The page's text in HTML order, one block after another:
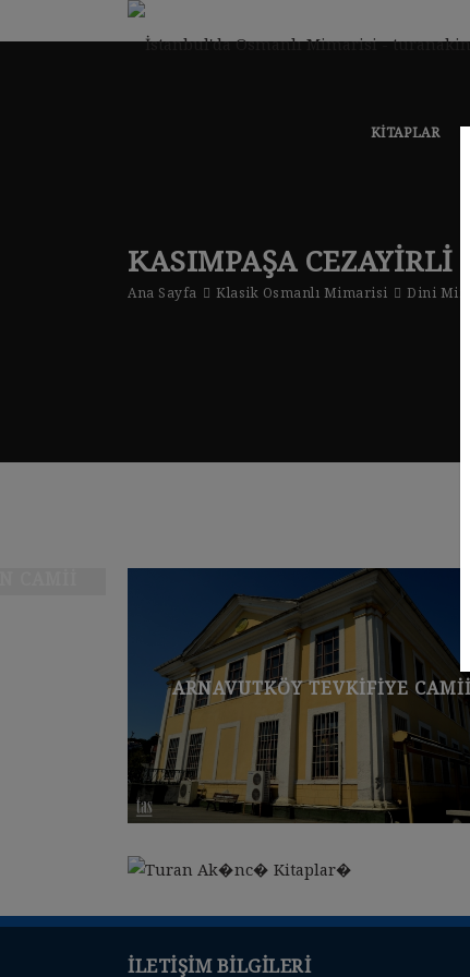
KITAPLAR
KASIMPAŞA
Ana Sayfa Klasik Osmanlı Mimarisi Dini
AZAPKAPI
İLETIŞIM BILGILERI